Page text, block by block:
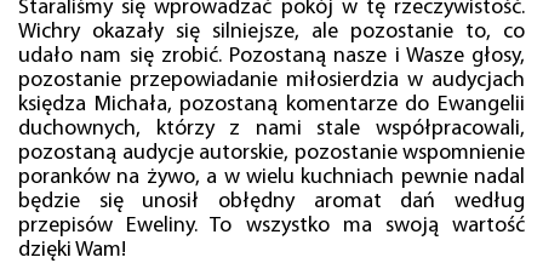
Staraliśmy się wprowadzać pokój w tę rzeczywistość.
Wichry okazały się silniejsze, ale pozostanie to, co
udało nam się zrobić. Pozostaną nasze i Wasze głosy,
pozostanie przepowiadanie miłosierdzia w audycjach
księdza Michała, pozostaną komentarze do Ewangelii
duchownych, którzy z nami stale współpracowali,
pozostaną audycje autorskie, pozostanie wspomnienie
poranków na żywo, a w wielu kuchniach pewnie nadal
będzie się unosił obłędny aromat dań według
przepisów Eweliny. To wszystko ma swoją wartość
dzięki Wam!